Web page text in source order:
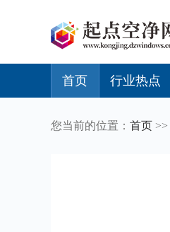
首页 行业热点
您当前的位置： 首页 >>